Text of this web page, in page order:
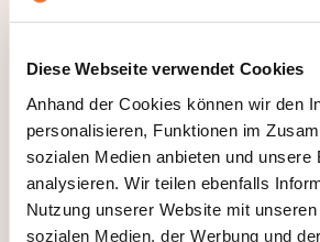
Diese Webseite verwendet Cookies
Anhand der Cookies können wir den
personalisieren, Funktionen im
sozialen Medien anbieten und unsere
analysieren. Wir teilen ebenfalls
Nutzung unserer Website mit
sozialen Medien, der Werbung und
d'exemples pertinents
conclusion appropriée.
exposer et défendre son
longuement.
écrire des textes
clairs, détaillés, bien